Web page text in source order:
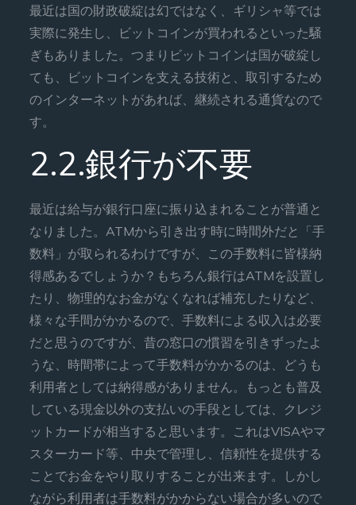
最近は国の財政破綻は幻ではなく、ギリシャ等では
実際に発生し、ビットコインが買われるといった騒
ぎもありました。つまりビットコインは国が破綻し
ても、ビットコインを支える技術と、取引するため
のインターネットがあれば、継続される通貨なので
す。
2.2.銀行が不要
最近は給与が銀行口座に振り込まれることが普通と
なりました。ATMから引き出す時に時間外だと「手
数料」が取られるわけですが、この手数料に皆様納
得感あるでしょうか？もちろん銀行はATMを設置し
たり、物理的なお金がなくなれば補充したりなど、
様々な手間がかかるので、手数料による収入は必要
だと思うのですが、昔の窓口の慣習を引きずったよ
うな、時間帯によって手数料がかかるのは、どうも
利用者としては納得感がありません。もっとも普及
している現金以外の支払いの手段としては、クレジ
ットカードが相当すると思います。これはVISAやマ
スターカード等、中央で管理し、信頼性を提供する
ことでお金をやり取りすることが出来ます。しかし
ながら利用者は手数料がかからない場合が多いので